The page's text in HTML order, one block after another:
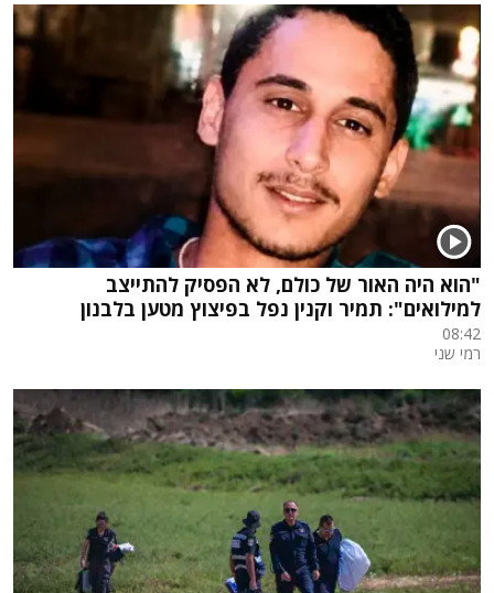
"הוא היה האור של כולם, לא הפסיק להתייצב
למילואים": תמיר וקנין נפל בפיצוץ מטען בלבנון
08:42
רמי שני